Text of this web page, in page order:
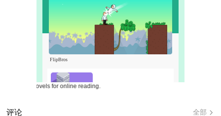
novels for online reading.
评论 全部